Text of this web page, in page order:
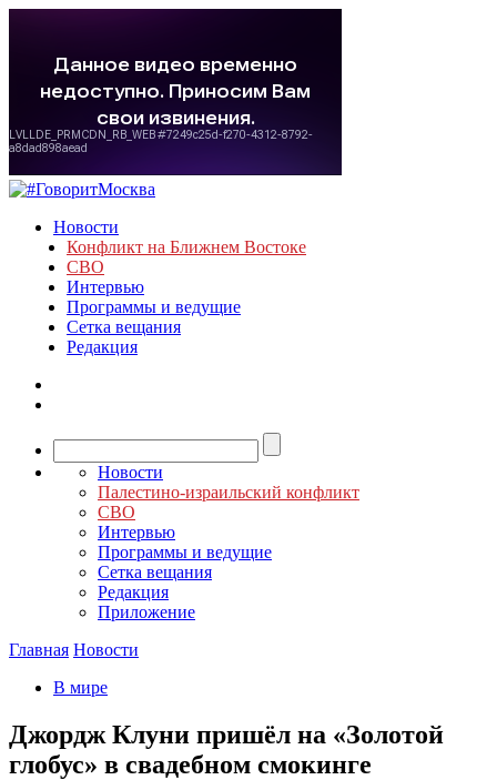
Новости
Конфликт на Ближнем Востоке
СВО
Интервью
Программы и ведущие
Сетка вещания
Редакция
Новости
Палестино-израильский конфликт
СВО
Интервью
Программы и ведущие
Сетка вещания
Редакция
Приложение
Главная Новости
В мире
Джордж Клуни пришёл на «Золотой
глобус» в свадебном смокинге